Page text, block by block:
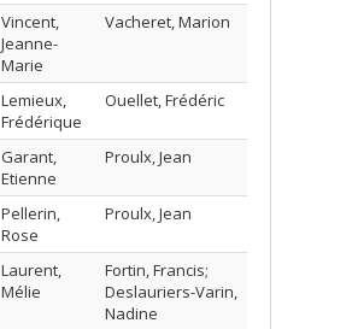
Vincent,
Jeanne-
Marie
Vacheret, Marion
Lemieux,
Frédérique
Ouellet, Frédéric
Garant,
Etienne
Proulx, Jean
Pellerin,
Rose
Proulx, Jean
Laurent,
Mélie
Fortin, Francis;
Deslauriers-Varin,
Nadine